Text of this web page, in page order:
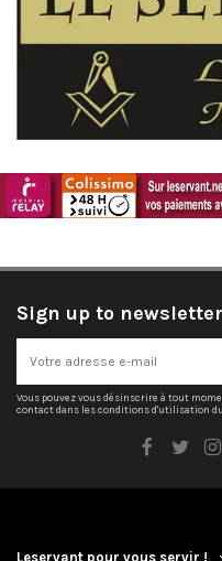
Sign up to newsletter
Vous pouvez vous désinscrire à tout
contact dans les conditions d'utilisation
Leservant pour vous servir !